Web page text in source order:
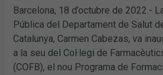
Barcelona, 18 d’octubre de 2022.-
Pública del Departament de Salut
Catalunya, Carmen Cabezas, va
a la seu del Col·legi de
(COFB), el nou Programa de